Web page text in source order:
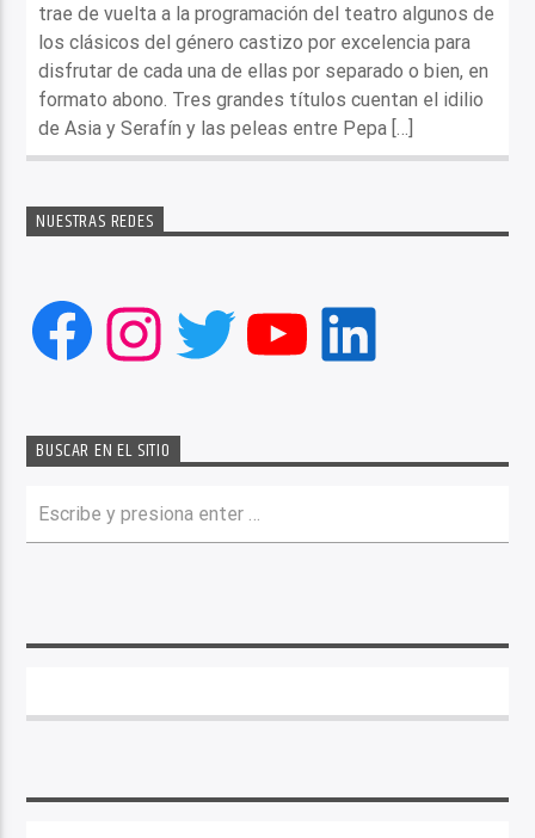
trae de vuelta a la programación del teatro algunos de
los clásicos del género castizo por excelencia para
disfrutar de cada una de ellas por separado o bien, en
formato abono. Tres grandes títulos cuentan el idilio
de Asia y Serafín y las peleas entre Pepa […]
NUESTRAS REDES
Facebook
Instagram
Twitter
YouTube
LinkedIn
BUSCAR EN EL SITIO